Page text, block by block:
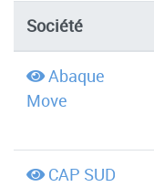
Société
Abaque
Move
CAP SUD